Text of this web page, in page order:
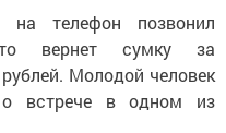
на телефон позвонил
вернет сумку за
Молодой человек
о встрече в одном из